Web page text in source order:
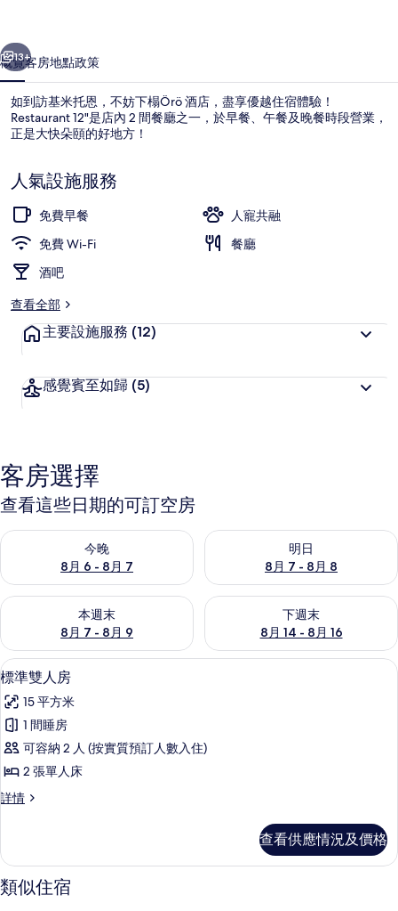
外觀
個 下一個
13+
概覽客房地點政策
如到訪基米托恩，不妨下榻Örö 酒店，盡享優越住宿體驗！
Restaurant 12"是店內 2 間餐廳之一，於早餐、午餐及晚餐時段營業，
正是大快朵頤的好地方！
人氣設施服務
免費早餐
人寵共融
免費 Wi-Fi
餐廳
酒吧
查看全部
主要設施服務 (12)
感覺賓至如歸 (5)
客房選擇
查看這些日期的可訂空房
今晚
8月 6 - 8月 7
查看今晚 8月 6 - 8月 7的可訂空房
明日
8月 7 - 8月 8
查看明日 8月 7 - 8月 8的可訂
本週末
8月 7 - 8月 9
查看本週末 8月 7 - 8月 9的可訂空房
下週末
8月 14 - 8月 16
查看下週末 8月 14 - 8月 16的
載
入
所
有
標
雙
房
的
相
3
標準雙人房
15 平方米
1 間睡房
可容納 2 人 (按實質預訂人數入住)
2 張單人床
詳情
標
房
詳
情
查看供應情況及價格
類似住宿